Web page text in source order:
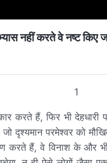
नहीं करते वे नष्ट किए
1
करते हैं, फिर भी
दृश्यमान परमेश्वर को
हैं, वे विनाश के और